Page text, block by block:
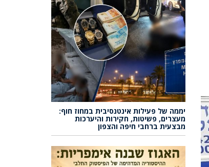
יממה של פעילות אינטנסיבית במחוז חוף:
מעצרים, פשיטות, חקירות והיערכות
מבצעית ברחבי חיפה והצפון